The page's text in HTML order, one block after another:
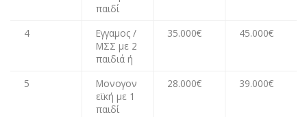
παιδί
4
Εγγαμος /
ΜΣΣ με 2
παιδιά ή
35.000€ 45.000€
5
Μονογον
εϊκή με 1
παιδί
28.000€ 39.000€